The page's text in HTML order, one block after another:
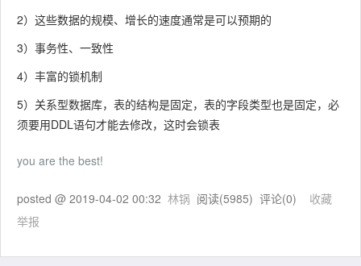
2）这些数据的规模、增长的速度通常是可以预期的
3）事务性、一致性
4）丰富的锁机制
5）关系型数据库，表的结构是固定，表的字段类型也是固定，必
须要用DDL语句才能去修改，这时会锁表
you are the best!
posted @ 2019-04-02 00:32 林锅 阅读(5985) 评论(0) 收藏
举报